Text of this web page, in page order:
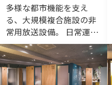
多様な都市機能を支え
る、大規模複合施設の非
常用放送設備。 日常運用
と非常時対応を両立し、
確実な情報伝達体制を構
築。